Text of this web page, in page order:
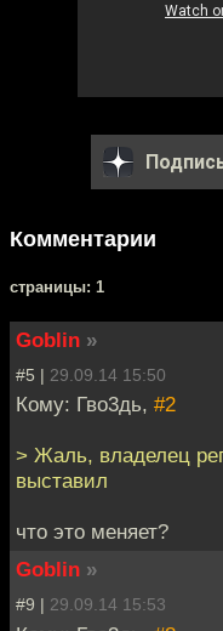
Комментарии
cтраницы: 1
Goblin »
#5 | 29.09.14 15:50
Кому: Гво3дь, #2
> Жаль, владелец
выставил
что это меняет?
Goblin »
#9 | 29.09.14 15:53